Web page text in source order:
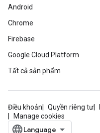
Android
Chrome
Firebase
Google Cloud Platform
Tất cả sản phẩm
Điều khoản Quyền riêng tư
Manage cookies